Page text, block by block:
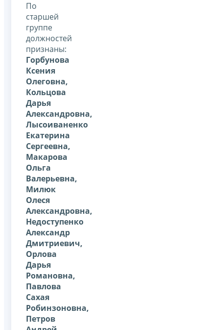
По
старшей
группе
должностей
признаны:
Горбунова
Ксения
Олеговна,
Кольцова
Дарья
Александровна,
Лысоиваненко
Екатерина
Сергеевна,
Макарова
Ольга
Валерьевна,
Милюк
Олеся
Александровна,
Недоступенко
Александр
Дмитриевич,
Орлова
Дарья
Романовна,
Павлова
Сахая
Робинзоновна,
Петров